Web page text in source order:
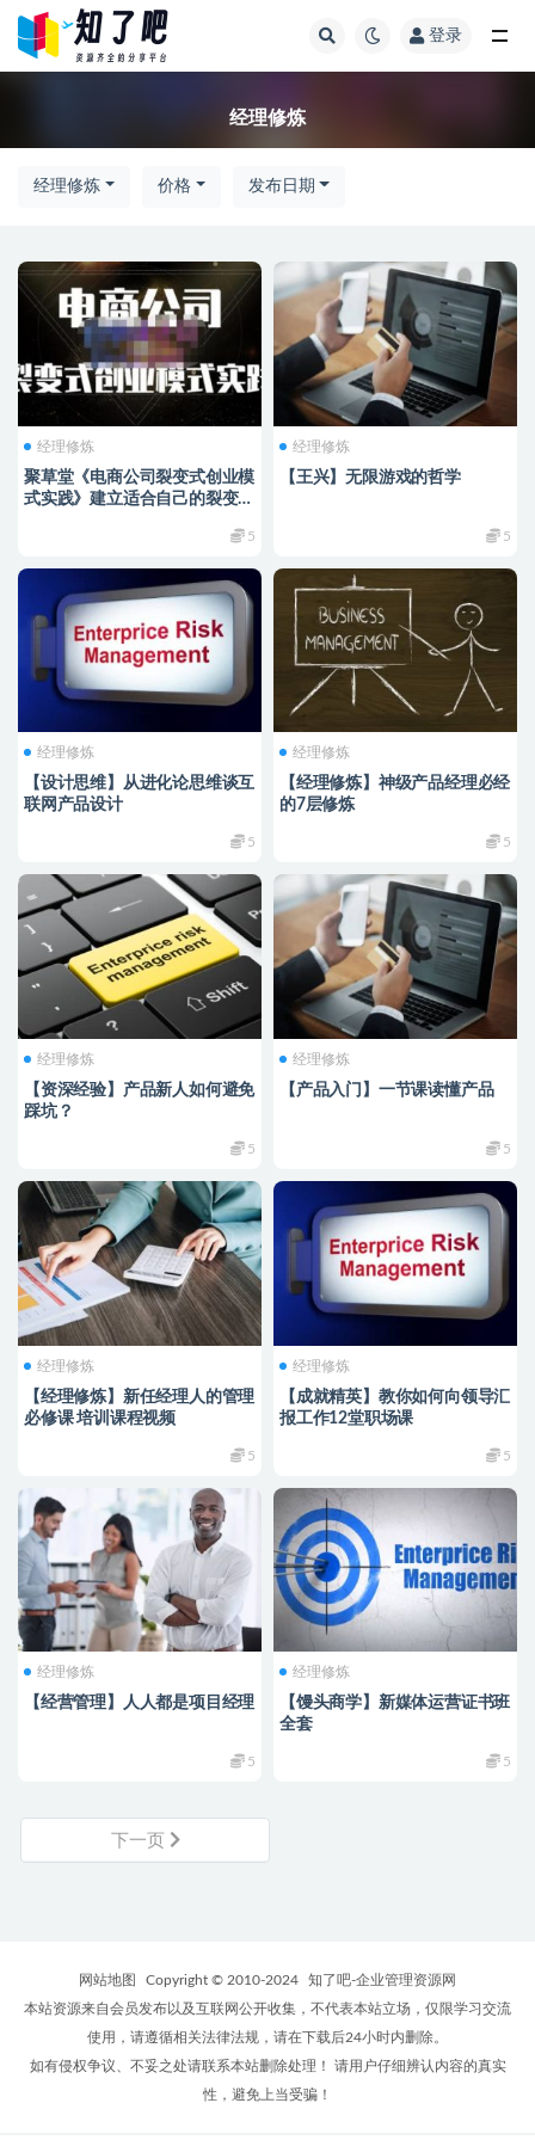
登录
经理修炼
经理修炼 价格 发布日期
经理修炼
聚草堂《电商公司裂变式创业模
式实践》建立适合自己的裂变式
5
经理修炼
【王兴】无限游戏的哲学
5
经理修炼
【设计思维】从进化论思维谈互
联网产品设计
5
经理修炼
【经理修炼】神级产品经理必经
的7层修炼
5
经理修炼
【资深经验】产品新人如何避免
踩坑？
5
经理修炼
【产品入门】一节课读懂产品
5
经理修炼
【经理修炼】新任经理人的管理
必修课 培训课程视频
5
经理修炼
【成就精英】教你如何向领导汇
报工作12堂职场课
5
经理修炼
【经营管理】人人都是项目经理
5
经理修炼
【馒头商学】新媒体运营证书班
全套
5
下一页
网站地图 Copyright © 2010-2024
知了吧-企业管理资源网
本站资源来自会员发布以及互联网公开收集，不代表本站立场，仅限学习交流
使用，请遵循相关法律法规，请在下载后24小时内删除。
如有侵权争议、不妥之处请联系本站删除处理！ 请用户仔细辨认内容的真实
性，避免上当受骗！
全部